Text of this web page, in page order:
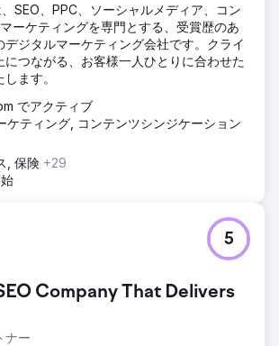
ために、私たちは大量の非ブランドキー
にしたコーナーストーン コンテンツ戦略
私たちの目標は、バックリンク活動に頼る
可視性を構築することでした。このコーナ
ンツは、同じテーマ グループ内のロング
のネットワークによってサポートされ、関
ブログ戦略によって支えられていまし
ンツは、関連キーワード、メタ ディスク
化データを使用して最適化されました。
フィックが 50% 増加しました。これによ
SEO に起因する WhatsApp とメール フォ
件のリードが生成されました。リードか
ジョン率は 13% で、これらのオーガニ
万ランドの売上に影響を与え、検索可視
ットを絞ったコンテンツがビジネスに多大
が実証されました。
SEO、PPC、ソーシャルメディア、コン
ーケティングを専門とする、受賞歴のあ
デジタルマーケティング会社です。クライ
につながる、お客様一人ひとりに合わせた
ます。
でアクティブ
ケティング, コンテンツシンジケーション
, 保険 +29
Company That Delivers
ナー
5